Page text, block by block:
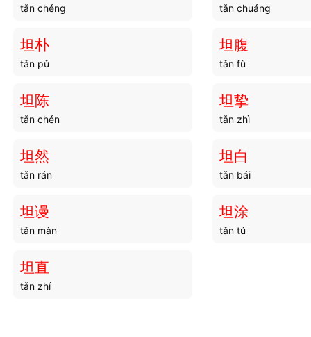
tǎn chéng tǎn chuáng
坦朴
tǎn pǔ
坦腹
tǎn fù
坦陈
tǎn chén
坦挚
tǎn zhì
坦然
tǎn rán
坦白
tǎn bái
坦谩
tǎn màn
坦涂
tǎn tú
坦直
tǎn zhí